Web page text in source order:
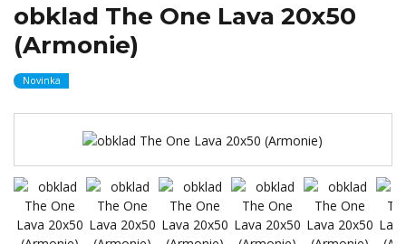
obklad The One Lava 20x50
(Armonie)
Novinka